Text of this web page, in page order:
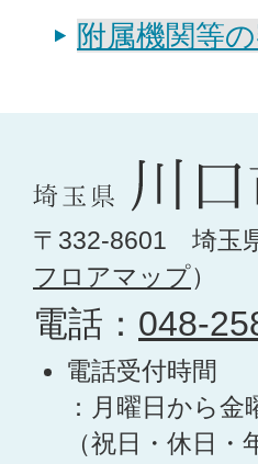
附属機関等
〒332-8601 埼玉
フロアマップ）
電話： 048-
電話受付時間
：月曜日から
（祝日・休日・